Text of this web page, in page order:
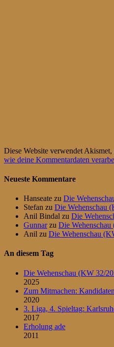
Diese Website verwendet
wie deine Kommentardaten
Neueste Kommentare
Hanseate zu Die
Stefan zu Die Wehenschau
Anil Bindal zu Die
Gunnarzu Die
Anil zu Die Wehenschau
An diesem Tag
Die Wehenschau (KW 32/
2025
Zum Mitmachen:
2020
3. Liga, 4. Spieltag:
2017
Erholung ade
2011